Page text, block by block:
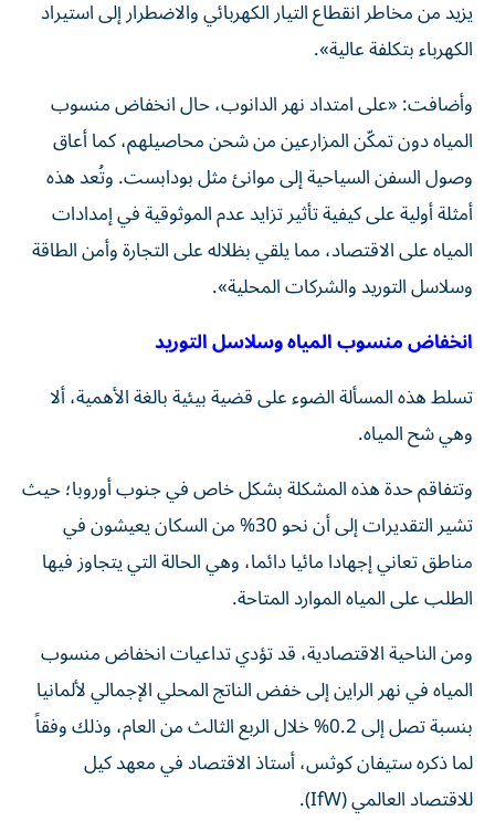
يزيد من مخاطر انقطاع التيار الكهربائي والاضطرار إلى استيراد
الكهرباء بتكلفة عالية».
وأضافت: «على امتداد نهر الدانوب، حال انخفاض منسوب
المياه دون تمكّن المزارعين من شحن محاصيلهم، كما أعاق
وصول السفن السياحية إلى موانئ مثل بودابست. وتُعد هذه
أمثلة أولية على كيفية تأثير تزايد عدم الموثوقية في إمدادات
المياه على الاقتصاد، مما يلقي بظلاله على التجارة وأمن الطاقة
وسلاسل التوريد والشركات المحلية».
انخفاض منسوب المياه وسلاسل التوريد
تسلط هذه المسألة الضوء على قضية بيئية بالغة الأهمية، ألا
وهي شح المياه.
وتتفاقم حدة هذه المشكلة بشكل خاص في جنوب أوروبا؛ حيث
تشير التقديرات إلى أن نحو 30% من السكان يعيشون في
مناطق تعاني إجهادا مائيا دائما، وهي الحالة التي يتجاوز فيها
الطلب على المياه الموارد المتاحة.
ومن الناحية الاقتصادية، قد تؤدي تداعيات انخفاض منسوب
المياه في نهر الراين إلى خفض الناتج المحلي الإجمالي لألمانيا
بنسبة تصل إلى 0.2% خلال الربع الثالث من العام، وذلك وفقاً
لما ذكره ستيفان كوثس، أستاذ الاقتصاد في معهد كيل
للاقتصاد العالمي (IfW).